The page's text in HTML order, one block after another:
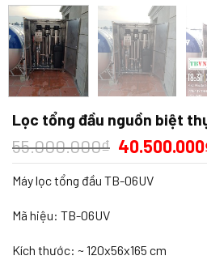
Lọc tổng đầu nguồn biệt
55.000.000₫ 40.500.000
Máy lọc tổng đầu TB-06UV
Mã hiệu: TB-06UV
Kích thước: ~ 120x56x165 cm